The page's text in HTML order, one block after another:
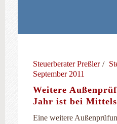
Steuerberater Preßler
September 2011
Weitere
Jahr ist bei
Eine weitere